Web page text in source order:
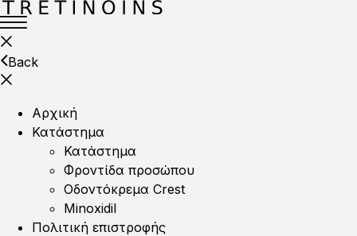
Back
Αρχική
Κατάστημα
Κατάστημα
Φροντίδα προσώπου
Οδοντόκρεμα Crest
Minoxidil
Πολιτική επιστροφής